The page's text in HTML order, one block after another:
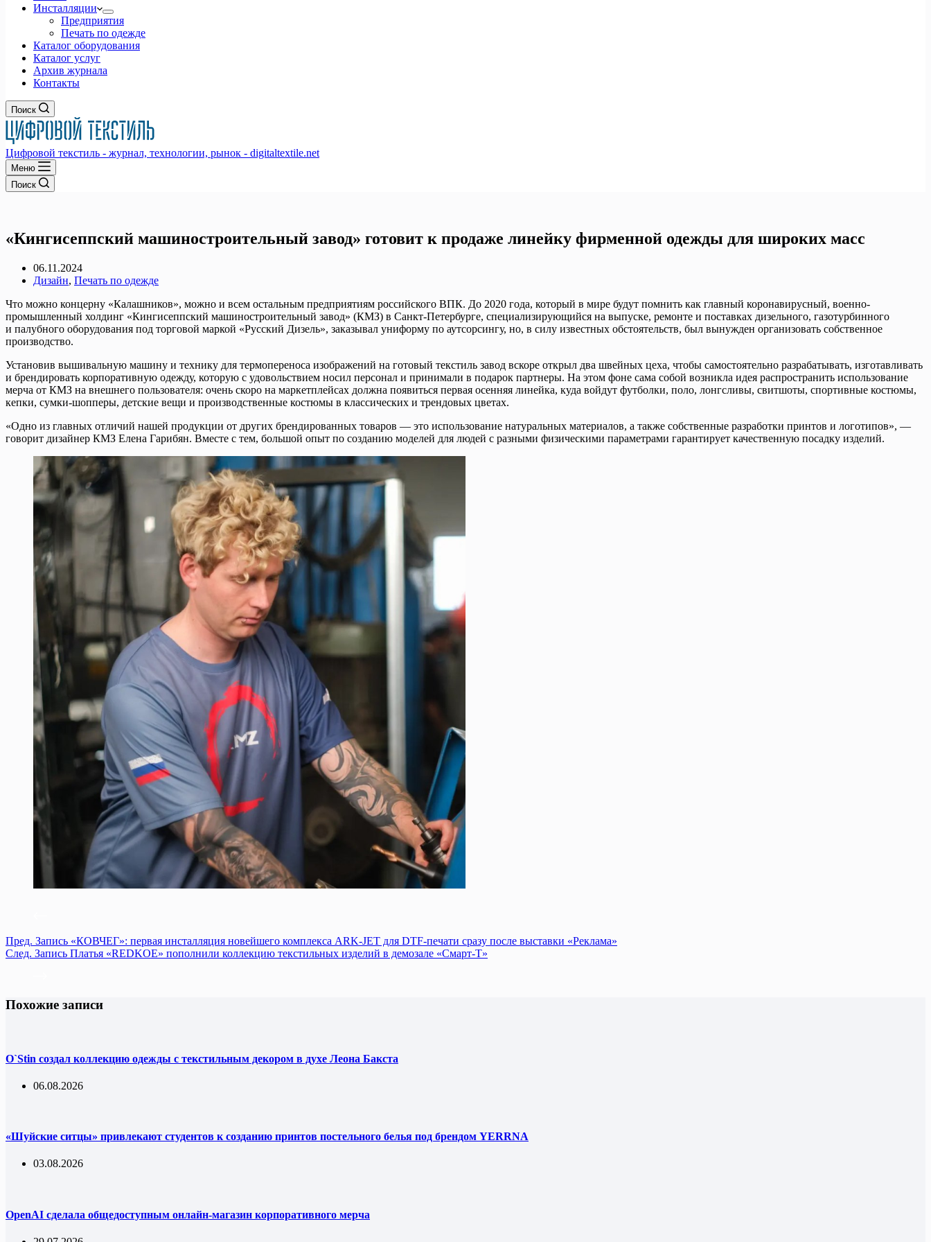
Инсталляции
Предприятия
Печать по одежде
Каталог оборудования
Каталог услуг
Архив журнала
Контакты
Поиск
Цифровой текстиль - журнал, технологии, рынок - digitaltextile.net
Меню
Поиск
«Кингисеппский машиностроительный завод» готовит к продаже линейку фирменной одежды для широких масс
06.11.2024
Дизайн, Печать по одежде
Что можно концерну «Калашников», можно и всем остальным предприятиям российского ВПК. До 2020 года, который в мире будут помнить как главный коронавирусный, военно-
промышленный холдинг «Кингисеппский машиностроительный завод» (КМЗ) в Санкт-Петербурге, специализирующийся на выпуске, ремонте и поставках дизельного, газотурбинного
и палубного оборудования под торговой маркой «Русский Дизель», заказывал униформу по аутсорсингу, но, в силу известных обстоятельств, был вынужден организовать собственное
производство.
Установив вышивальную машину и технику для термопереноса изображений на готовый текстиль завод вскоре открыл два швейных цеха, чтобы самостоятельно разрабатывать, изготавливать
и брендировать корпоративную одежду, которую с удовольствием носил персонал и принимали в подарок партнеры. На этом фоне сама собой возникла идея распространить использование
мерча от КМЗ на внешнего пользователя: очень скоро на маркетплейсах должна появиться первая осенняя линейка, куда войдут футболки, поло, лонгсливы, свитшоты, спортивные костюмы,
кепки, сумки-шопперы, детские вещи и производственные костюмы в классических и трендовых цветах.
«Одно из главных отличий нашей продукции от других брендированных товаров — это использование натуральных материалов, а также собственные разработки принтов и логотипов», —
говорит дизайнер КМЗ Елена Гарибян. Вместе с тем, большой опыт по созданию моделей для людей с разными физическими параметрами гарантирует качественную посадку изделий.
Пред. Запись «КОВЧЕГ»: первая инсталляция новейшего комплекса ARK-JET для DTF-печати сразу после выставки «Реклама»
След. Запись Платья «REDKOE» пополнили коллекцию текстильных изделий в демозале «Смарт-Т»
Похожие записи
O`Stin создал коллекцию одежды с текстильным декором в духе Леона Бакста
06.08.2026
«Шуйские ситцы» привлекают студентов к созданию принтов постельного белья под брендом YERRNA
03.08.2026
OpenAI сделала общедоступным онлайн-магазин корпоративного мерча